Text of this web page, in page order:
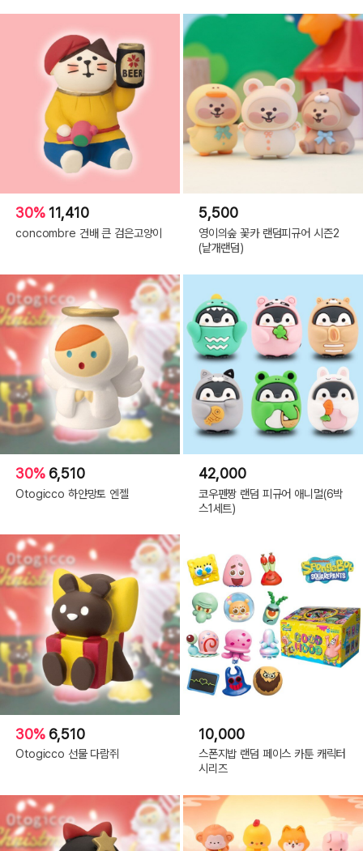
30% 11,410
concombre 건배 큰 검은고양이
5,500
영이의숲 꽃카 랜덤피규어 시즌2
(낱개랜덤)
30% 6,510
Otogicco 하얀망토 엔젤
42,000
코우펜짱 랜덤 피규어 애니멀(6박
스1세트)
30% 6,510
Otogicco 선물 다람쥐
10,000
스폰지밥 랜덤 페이스 카툰 캐릭터
시리즈